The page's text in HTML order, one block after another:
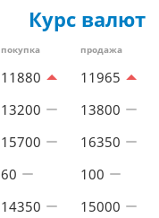
Курс валют
покупка продажа
11880 11965
13200 13800
15700 16350
60 100
14350 15000